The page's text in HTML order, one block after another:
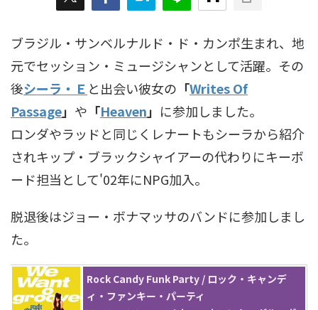
ブラジル・サンベルナルド・ド・カンポ生まれ、地
元でセッション・ミュージシャンとして活躍。その
後シーラ・Ｅ と出会い彼女の 「Writes Of
Passage」 や 「Heaven」 に参加しました。
ロンダやラッドと同じくレナートもシーラから紹介
されキップ・ブラックシャイアーの代わりにキーボ
ード担当として'02年にNPG加入。
脱退後はジョー・ボナマッサのバンドに参加しまし
た。
Rock Candy Funk Party / ロック・キャンデ
ィ・ファンキー・パーティ